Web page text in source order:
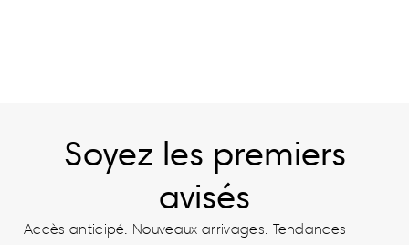
Soyez les premiers
avisés
Accès anticipé. Nouveaux arrivages. Tendances